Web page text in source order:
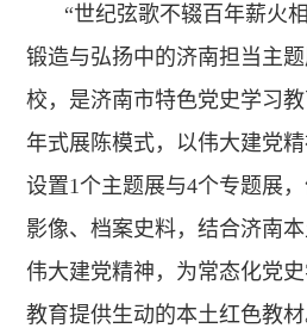
“世纪弦歌不辍百年薪
锻造与弘扬中的济南担当主
校，是济南市特色党史学习
年式展陈模式，以伟大建党精
设置1个主题展与4个专题展
影像、档案史料，结合济南
伟大建党精神，为常态化党
教育提供生动的本土红色教材